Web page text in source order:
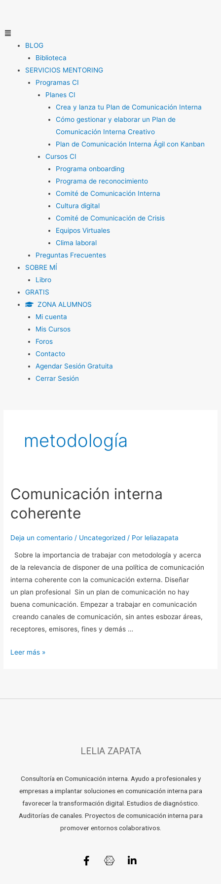
contenido
Menú
BLOG
Biblioteca
SERVICIOS MENTORING
Programas CI
Planes CI
Crea y lanza tu Plan de Comunicación Interna
Cómo gestionar y elaborar un Plan de
Comunicación Interna Creativo
Plan de Comunicación Interna Ágil con Kanban
Cursos CI
Programa onboarding
Programa de reconocimiento
Comité de Comunicación Interna
Cultura digital
Comité de Comunicación de Crisis
Equipos Virtuales
Clima laboral
Preguntas Frecuentes
SOBRE MÍ
Libro
GRATIS
ZONA ALUMNOS
Mi cuenta
Mis Cursos
Foros
Contacto
Agendar Sesión Gratuita
Cerrar Sesión
metodología
Comunicación interna
coherente
Deja un comentario / Uncategorized / Por leliazapata
Sobre la importancia de trabajar con metodología y acerca
de la relevancia de disponer de una política de comunicación
interna coherente con la comunicación externa. Diseñar
un plan profesional Sin un plan de comunicación no hay
buena comunicación. Empezar a trabajar en comunicación
creando canales de comunicación, sin antes esbozar áreas,
receptores, emisores, fines y demás …
Comunicación
interna
coherente
Leer más »
LELIA ZAPATA
Consultoría en Comunicación interna. Ayudo a profesionales y
empresas a implantar soluciones en comunicación interna para
favorecer la transformación digital. Estudios de diagnóstico.
Auditorías de canales. Proyectos de comunicación interna para
promover entornos colaborativos.